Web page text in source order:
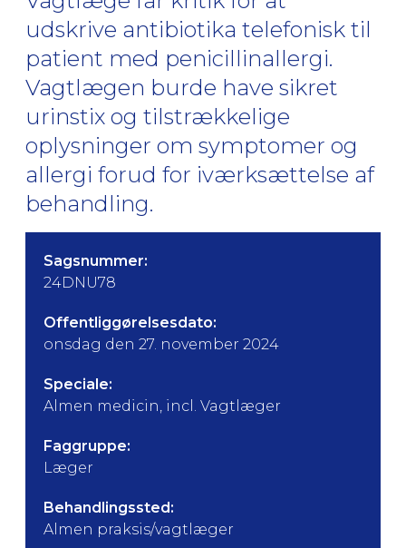
udskrive antibiotika telefonisk til
patient med penicillinallergi.
Vagtlægen burde have sikret
urinstix og tilstrækkelige
oplysninger om symptomer og
allergi forud for iværksættelse af
behandling.
Sagsnummer:
24DNU78
Offentliggørelsesdato:
onsdag den 27. november 2024
Speciale:
Almen medicin, incl. Vagtlæger
Faggruppe:
Læger
Behandlingssted:
Almen praksis/vagtlæger